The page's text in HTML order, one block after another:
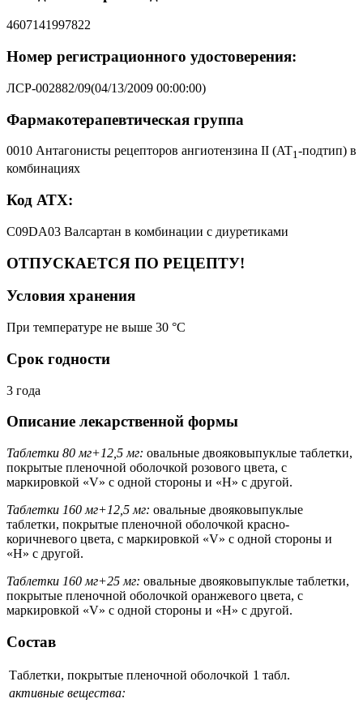
4607141997822
Номер регистрационного удостоверения:
ЛСР-002882/09(04/13/2009 00:00:00)
Фармакотерапевтическая группа
0010 Антагонисты рецепторов ангиотензина II (AT1-подтип) в
комбинациях
Код АТХ:
C09DA03 Валсартан в комбинации с диуретиками
ОТПУСКАЕТСЯ ПО РЕЦЕПТУ!
Условия хранения
При температуре не выше 30 °C
Срок годности
3 года
Описание лекарственной формы
Таблетки 80 мг+12,5 мг: овальные двояковыпуклые таблетки,
покрытые пленочной оболочкой розового цвета, с
маркировкой «V» с одной стороны и «Н» с другой.
Таблетки 160 мг+12,5 мг: овальные двояковыпуклые
таблетки, покрытые пленочной оболочкой красно-
коричневого цвета, с маркировкой «V» с одной стороны и
«Н» с другой.
Таблетки 160 мг+25 мг: овальные двояковыпуклые таблетки,
покрытые пленочной оболочкой оранжевого цвета, с
маркировкой «V» с одной стороны и «Н» с другой.
Состав
Таблетки, покрытые пленочной оболочкой 1 табл.
активные вещества: